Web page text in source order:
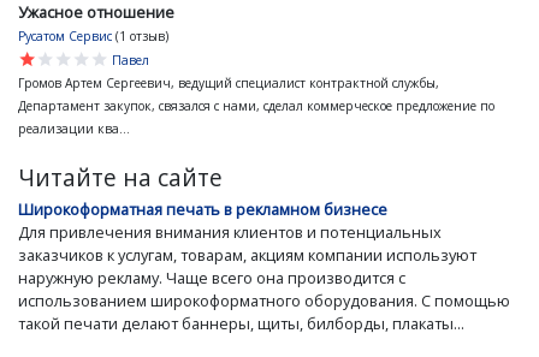
Ужасное отношение
Русатом Сервис (1 отзыв)
star
star
star
star
star
Павел
Громов Артем Сергеевич, ведущий специалист контрактной службы,
Департамент закупок, связался с нами, сделал коммерческое предложение по
реализации ква...
Читайте на сайте
Широкоформатная печать в рекламном бизнесе
Для привлечения внимания клиентов и потенциальных
заказчиков к услугам, товарам, акциям компании используют
наружную рекламу. Чаще всего она производится с
использованием широкоформатного оборудования. С помощью
такой печати делают баннеры, щиты, билборды, плакаты...